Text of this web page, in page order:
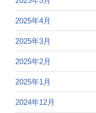
2025年4月
2025年3月
2025年2月
2025年1月
2024年12月